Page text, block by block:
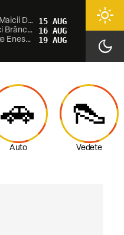
Adormirea Maicii Domnului 15 AUG
Sf. Mucenici Brâncoveni 16 AUG
Aniv. George Enescu 19 AUG
light_mode
dark_mode
🚗
Auto
👠
Vedete